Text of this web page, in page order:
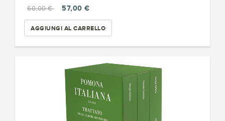
60,00 €
57,00 €
AGGIUNGI AL CARRELLO